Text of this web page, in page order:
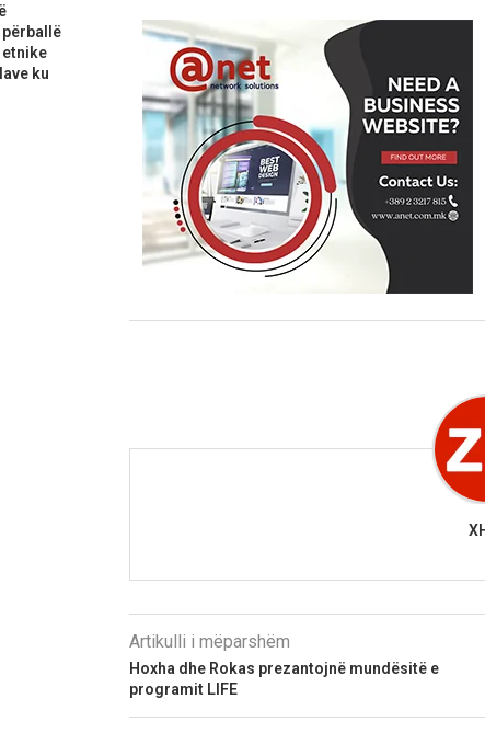
Artikulli i mëparshëm
Hoxha dhe Rokas prezantojnë mundësitë e
programit LIFE
ku